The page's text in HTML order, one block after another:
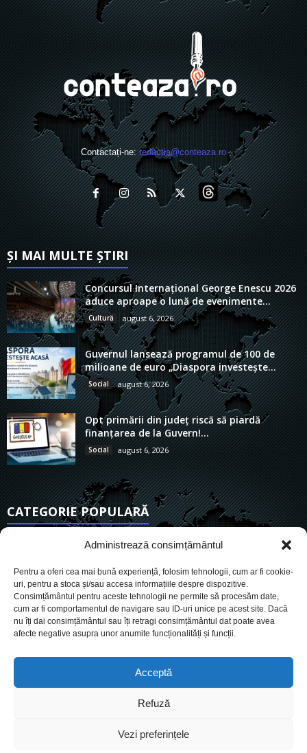
Administrează consimțământul
Pentru a oferi cea mai bună experiență, folosim tehnologii, cum ar fi cookie-
uri, pentru a stoca și/sau accesa informațiile despre dispozitive.
Consimțământul pentru aceste tehnologii ne permite să procesăm date,
cum ar fi comportamentul de navigare sau ID-uri unice pe acest site. Dacă
nu îți dai consimțământul sau îți retragi consimțământul dat poate avea
afecte negative asupra unor anumite funcționalități și funcții.
Acceptă
Refuză
Vezi preferințele
Contactați-ne:redactia@conteaza.ro
ȘI MAI MULTE ȘTIRI
Concursul Internațional George Enescu 2026
aduce aproape o lună de evenimente...
Cultură august 6, 2026
Guvernul lansează programul de 100 de
milioane de euro „Diaspora investește...
Social august 6, 2026
Opt primării din județ riscă să piardă
finanțarea de la Guvern!...
Social august 6, 2026
CATEGORIE POPULARĂ
6900
Social
Politic
Economie
559
Despre Noi Termeni si conditii